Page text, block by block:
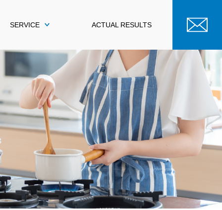
SERVICE ACTUAL RESULTS